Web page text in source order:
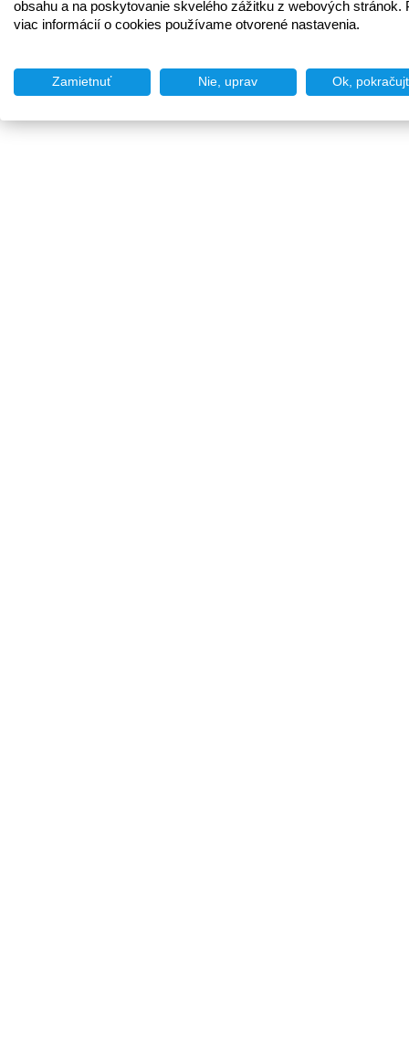
obsahu a na poskytovanie skvelého zážitku z webových stránok.
viac informácií o cookies používame otvorené nastavenia.
Zamietnuť Nie, uprav Ok,